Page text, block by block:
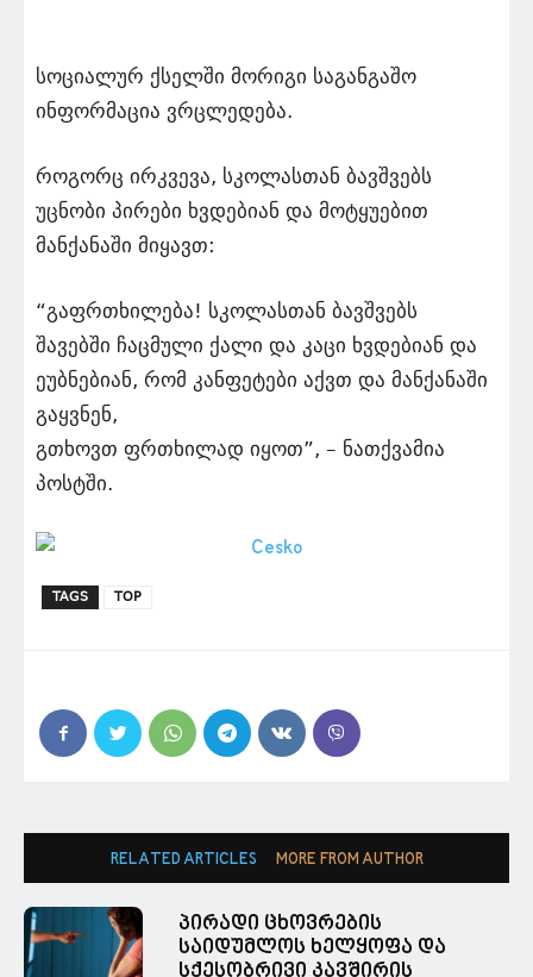
სოციალურ ქსელში მორიგი საგანგაშო
ინფორმაცია ვრცლედება.
როგორც ირკვევა, სკოლასთან ბავშვებს
უცნობი პირები ხვდებიან და მოტყუებით
მანქანაში მიყავთ:
“გაფრთხილება! სკოლასთან ბავშვებს
შავებში ჩაცმული ქალი და კაცი ხვდებიან და
ეუბნებიან, რომ კანფეტები აქვთ და მანქანაში
გაყვნენ,
გთხოვთ ფრთხილად იყოთ”, – ნათქვამია
პოსტში.
TAGS TOP
RELATED ARTICLES MORE FROM AUTHOR
პირადი ცხოვრების
საიდუმლოს ხელყოფა და
სქესობრივი კავშირის